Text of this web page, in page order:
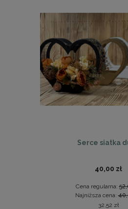
Serce siatka
40,00 zł
Cena regularna:
Najniższa cena:
32,52 zł